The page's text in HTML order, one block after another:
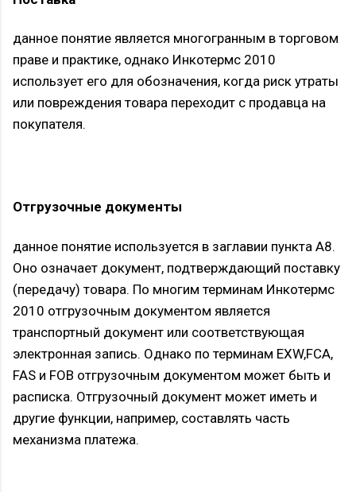
данное понятие является многогранным в торговом
праве и практике, однако Инкотермс 2010
использует его для обозначения, когда риск утраты
или повреждения товара переходит с продавца на
покупателя.
Отгрузочные документы
данное понятие используется в заглавии пункта А8.
Оно означает документ, подтверждающий поставку
(передачу) товара. По многим терминам Инкотермс
2010 отгрузочным документом является
транспортный документ или соответствующая
электронная запись. Однако по терминам EXW,FCA,
FAS и FOB отгрузочным документом может быть и
расписка. Отгрузочный документ может иметь и
другие функции, например, составлять часть
механизма платежа.